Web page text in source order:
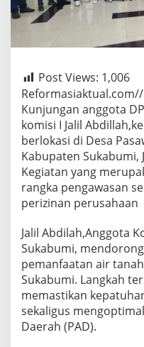
Post Views: 1,006
Kunjungan anggota
komisi I Jalil
berlokasi di Desa
Kabupaten Sukabumi,
Kegiatan yang
rangka pengawasan
perizinan perusahaan
Jalil Abdilah,Anggota
Sukabumi,
pemanfaatan air
Sukabumi. Langkah
memastikan
sekaligus
Daerah (PAD).